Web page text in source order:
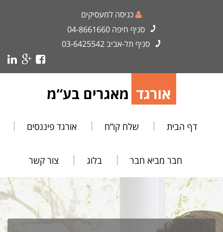
כניסה למעסיקים
סניף חיפה 04-8661660
סניף תל-אביב03-6425542
דף הבית שלח קו”ח אורגד פיננסים
חבר מביא חבר בלוג צור קשר